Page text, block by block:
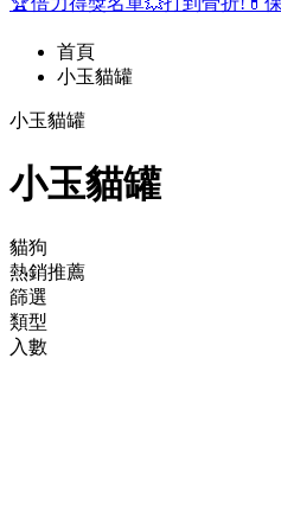
首頁
小玉貓罐
小玉貓罐
小玉貓罐
貓狗
熱銷推薦
篩選
類型
入數